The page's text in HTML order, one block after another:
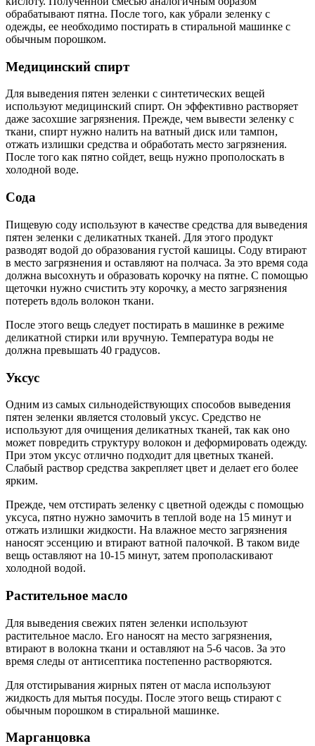
обрабатывают пятна. После того, как убрали зеленку с
одежды, ее необходимо постирать в стиральной машинке с
обычным порошком.
Медицинский спирт
Для выведения пятен зеленки с синтетических вещей
используют медицинский спирт. Он эффективно растворяет
даже засохшие загрязнения. Прежде, чем вывести зеленку с
ткани, спирт нужно налить на ватный диск или тампон,
отжать излишки средства и обработать место загрязнения.
После того как пятно сойдет, вещь нужно прополоскать в
холодной воде.
Сода
Пищевую соду используют в качестве средства для выведения
пятен зеленки с деликатных тканей. Для этого продукт
разводят водой до образования густой кашицы. Соду втирают
в место загрязнения и оставляют на полчаса. За это время сода
должна высохнуть и образовать корочку на пятне. С помощью
щеточки нужно счистить эту корочку, а место загрязнения
потереть вдоль волокон ткани.
После этого вещь следует постирать в машинке в режиме
деликатной стирки или вручную. Температура воды не
должна превышать 40 градусов.
Уксус
Одним из самых сильнодействующих способов выведения
пятен зеленки является столовый уксус. Средство не
используют для очищения деликатных тканей, так как оно
может повредить структуру волокон и деформировать одежду.
При этом уксус отлично подходит для цветных тканей.
Слабый раствор средства закрепляет цвет и делает его более
ярким.
Прежде, чем отстирать зеленку с цветной одежды с помощью
уксуса, пятно нужно замочить в теплой воде на 15 минут и
отжать излишки жидкости. На влажное место загрязнения
наносят эссенцию и втирают ватной палочкой. В таком виде
вещь оставляют на 10-15 минут, затем прополаскивают
холодной водой.
Растительное масло
Для выведения свежих пятен зеленки используют
растительное масло. Его наносят на место загрязнения,
втирают в волокна ткани и оставляют на 5-6 часов. За это
время следы от антисептика постепенно растворяются.
Для отстирывания жирных пятен от масла используют
жидкость для мытья посуды. После этого вещь стирают с
обычным порошком в стиральной машинке.
Марганцовка